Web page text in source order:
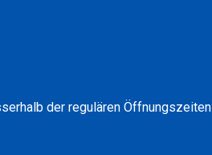
der regulären Öffnungszeiten